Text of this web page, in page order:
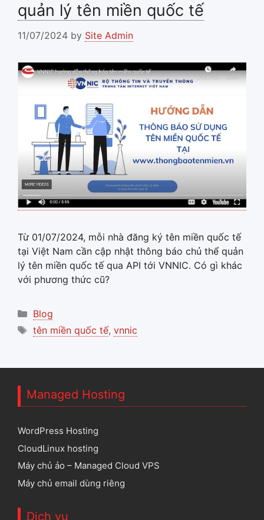
quản lý tên miền quốc tế
11/07/2024 by Site Admin
Từ 01/07/2024, mỗi nhà đăng ký tên miền quốc tế
tại Việt Nam cần cập nhật thông báo chủ thể quản
lý tên miền quốc tế qua API tới VNNIC. Có gì khác
với phương thức cũ?
Categories
Blog
Tags
tên miền quốc tế, vnnic
Managed Hosting
WordPress Hosting
CloudLinux hosting
Máy chủ ảo – Managed Cloud VPS
Máy chủ email dùng riêng
Dịch vụ